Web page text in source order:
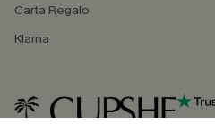
Carta Regalo
Klarna